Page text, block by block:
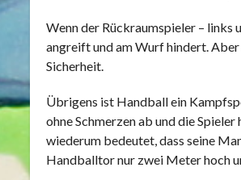
Wenn der Rückraumspieler – links
angreift und am Wurf hindert.
Sicherheit.
Übrigens ist Handball ein
ohne Schmerzen ab und die
wiederum bedeutet, dass seine
Handballtor nur zwei Meter hoch